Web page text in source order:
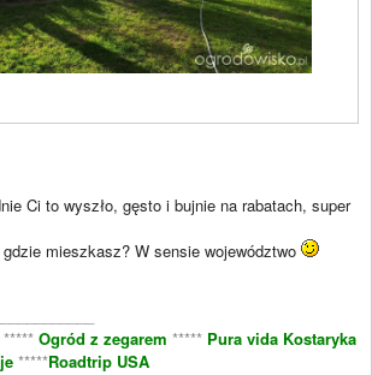
Ci to wyszło, gęsto i bujnie na rabatach, super
mieszkasz? W sensie województwo
Ogród z zegarem ***** Pura vida Kostaryka
*****Roadtrip USA